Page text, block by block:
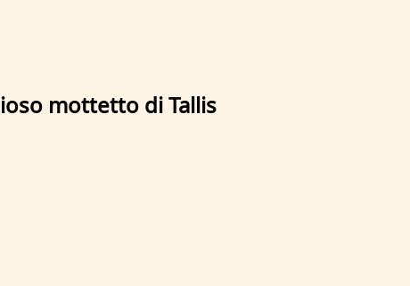
mottetto di Tallis